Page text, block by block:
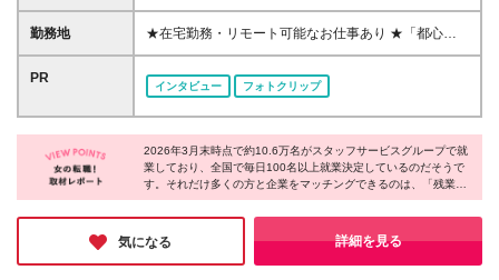
です！ 《こんな方にピッタリです！》 ■未経験から事
務デビューしたい ■大手企業の正社員になりたい ■残
仕事がしたい など ※「自分にどんな仕事が向いてい
のお仕事をご紹介します♪
1400円～2000円 《東京23区以外》 ★月収例24.8万
円（時給1550円） 時給1250円～1750円 《関東（東
1500円） 時給1050円～1600円 《関西》 ★月収例
1090円～1450円 《四国》 時給1050円～1450円 《九
州・沖縄》 時給1060円～1450円 ※時給額はスキルや
経験、勤務地、派遣先により異なります。 ※残業代は
り替え後の年収は、雇用先の企業に準じます。
勤務地
★在宅勤務・リモート可能なお仕事あり ★「都心で
働きたい」「最寄りのエリアで働きたい」など希望を
考慮 ★転居を伴う転勤なし/U・Iターン歓迎 全国47都
道府県の派遣先にて勤務いただきます。
PR
インタビュー フォトクリップ
2026年3月末時点で約10.6万名がスタッフサービスグループで就
業しており、全国で毎日100名以上就業決定しているのだそうで
す。それだけ多くの方と企業をマッチングできるのは、「残業な
しがいい」「在宅で働きたい」など一人ひとりの理想を形にして
いるから。希望の職場で多くの方がのびのびと活躍している事実
にサポート体制の厚さを感じました。自分らしく働ける環境を探
している方は登録してみてはいかがでしょうか♪
気になる 詳細を見る